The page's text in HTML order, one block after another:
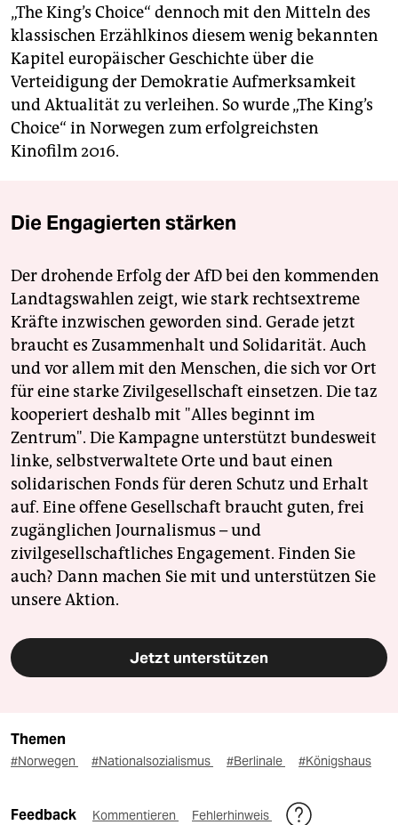
„The King’s Choice“ dennoch mit den Mitteln des
klassischen Erzählkinos diesem wenig bekannten
Kapitel europäischer Geschichte über die
Verteidigung der Demokratie Aufmerksamkeit
und Aktualität zu verleihen. So wurde „The King’s
Choice“ in Norwegen zum erfolgreichsten
Kinofilm 2016.
Die Engagierten stärken
Der drohende Erfolg der AfD bei den kommenden
Landtagswahlen zeigt, wie stark rechtsextreme
Kräfte inzwischen geworden sind. Gerade jetzt
braucht es Zusammenhalt und Solidarität. Auch
und vor allem mit den Menschen, die sich vor Ort
für eine starke Zivilgesellschaft einsetzen. Die taz
kooperiert deshalb mit "Alles beginnt im
Zentrum". Die Kampagne unterstützt bundesweit
linke, selbstverwaltete Orte und baut einen
solidarischen Fonds für deren Schutz und Erhalt
auf. Eine offene Gesellschaft braucht guten, frei
zugänglichen Journalismus – und
zivilgesellschaftliches Engagement. Finden Sie
auch? Dann machen Sie mit und unterstützen Sie
unsere Aktion.
Jetzt unterstützen
Themen
#Norwegen #Nationalsozialismus #Berlinale #Königshaus
Feedback Kommentieren Fehlerhinweis